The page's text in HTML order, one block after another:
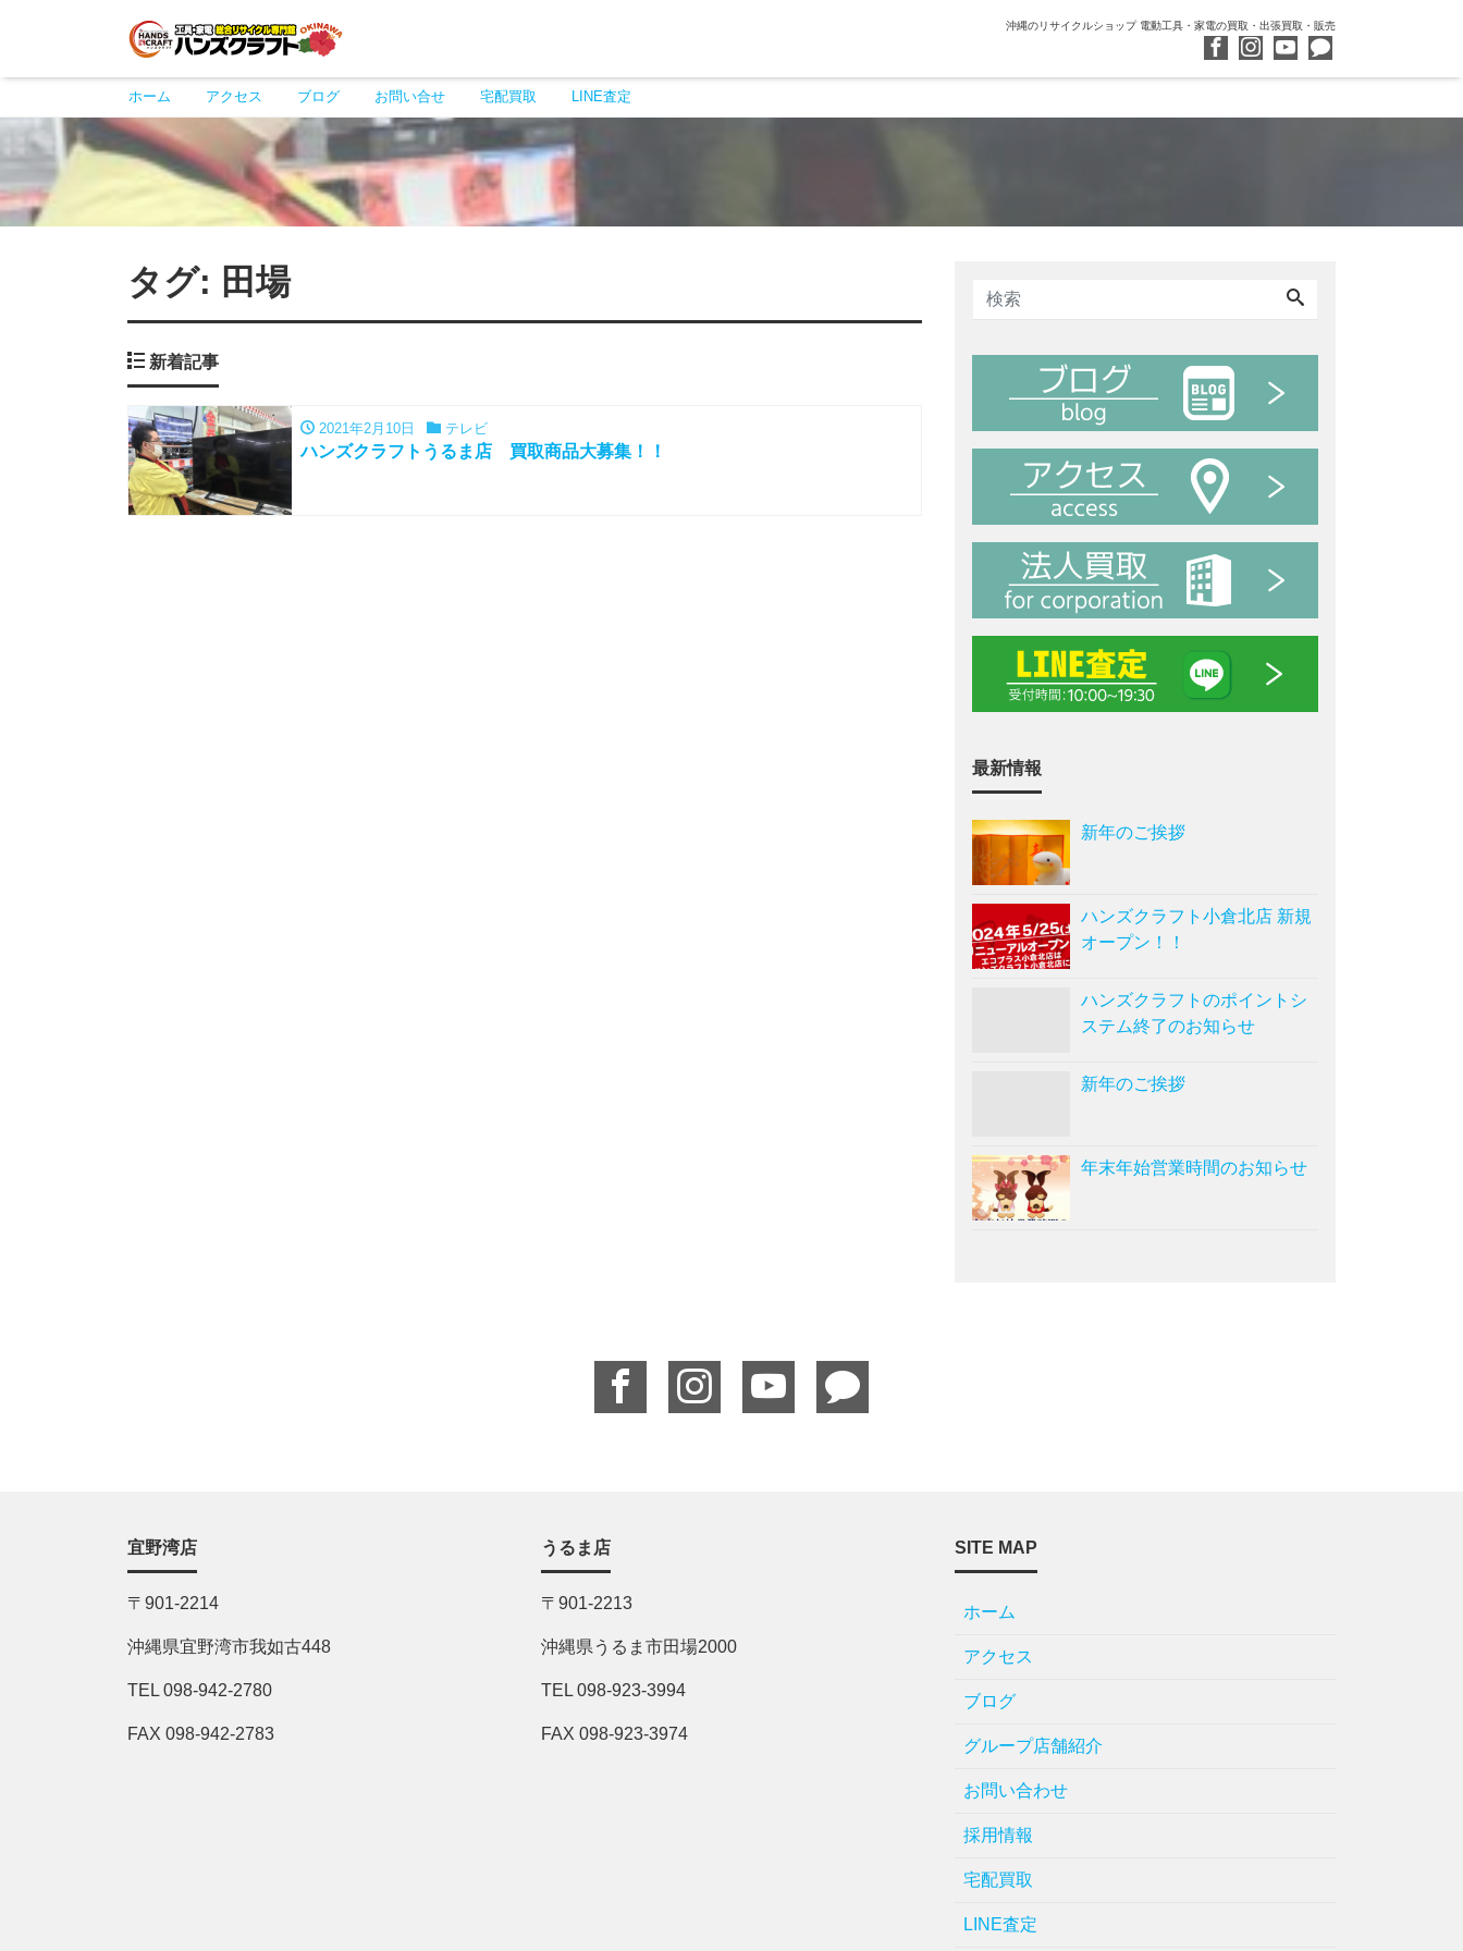
沖縄のリサイクルショップ 電動工具・家電の買取・出張買取・販売
ホーム アクセス ブログ お問い合せ 宅配買取 LINE査定
タグ: 田場
新着記事
2021年2月10日 テレビ
ハンズクラフトうるま店 買取商品大募集！！
最新情報
新年のご挨拶
ハンズクラフト小倉北店 新規
オープン！！
ハンズクラフトのポイントシ
ステム終了のお知らせ
新年のご挨拶
年末年始営業時間のお知らせ
宜野湾店
〒901-2214
沖縄県宜野湾市我如古448
TEL 098-942-2780
FAX 098-942-2783
うるま店
〒901-2213
沖縄県うるま市田場2000
TEL 098-923-3994
FAX 098-923-3974
SITE MAP
ホーム
アクセス
ブログ
グループ店舗紹介
お問い合わせ
採用情報
宅配買取
LINE査定